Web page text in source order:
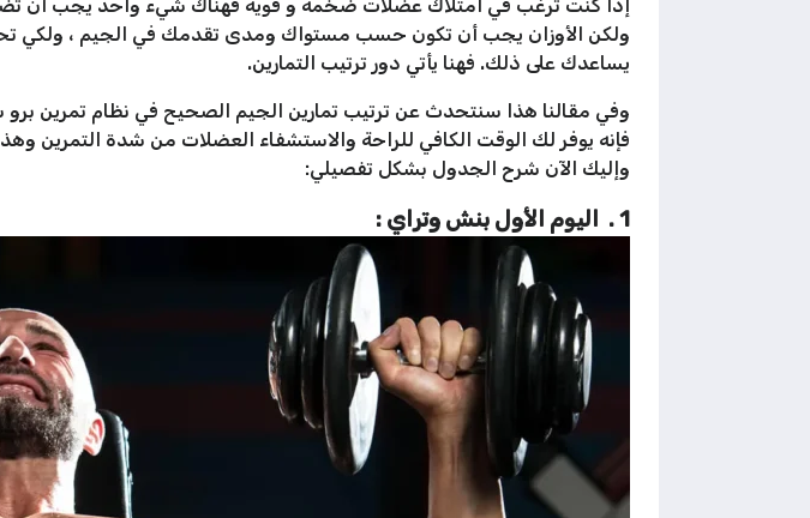
إذا كنت ترغب في امتلاك عضلات ضخمة و قوية فهناك شيء واحد يجب أن
ولكن الأوزان يجب أن تكون حسب مستواك ومدى تقدمك في الجيم ، ولكي
يساعدك على ذلك. فهنا يأتي دور ترتيب التمارين.
وفي مقالنا هذا سنتحدث عن ترتيب تمارين الجيم الصحيح في نظام تمرين
فإنه يوفر لك الوقت الكافي للراحة والاستشفاء العضلات من شدة التمرين
وإليك الآن شرح الجدول بشكل تفصيلي:
1 . اليوم الأول بنش وتراي :